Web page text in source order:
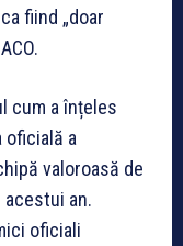
fiind „doar
cum a înțeles
oficială a
valoroasă de
an.
oficiali